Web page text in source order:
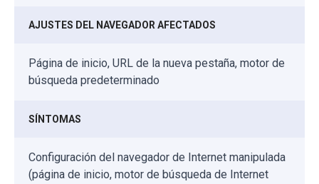
AJUSTES DEL NAVEGADOR AFECTADOS
Página de inicio, URL de la nueva pestaña, motor de
búsqueda predeterminado
SÍNTOMAS
Configuración del navegador de Internet manipulada
(página de inicio, motor de búsqueda de Internet